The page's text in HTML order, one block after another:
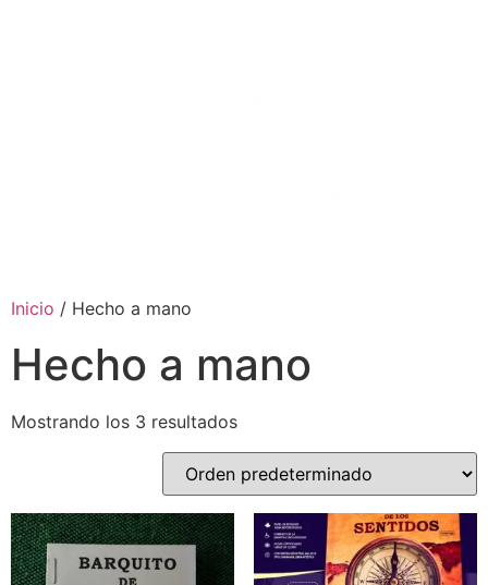
Inicio / Hecho a mano
Hecho a mano
Mostrando los 3 resultados